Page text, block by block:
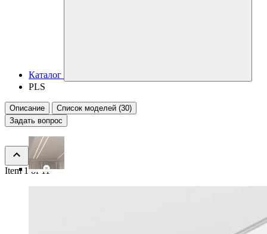
Каталог
PLS
Описание
Список моделей (30)
Задать вопрос
Item 1 of 11